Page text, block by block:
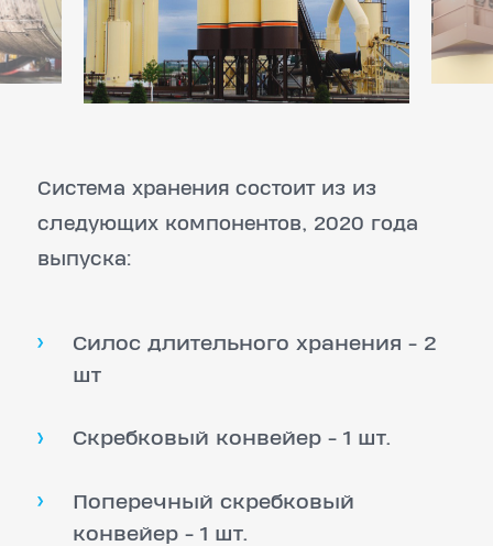
Система хранения состоит из из
следующих компонентов, 2020 года
выпуска:
Силос длительного хранения - 2
шт
Скребковый конвейер - 1 шт.
Поперечный скребковый
конвейер - 1 шт.